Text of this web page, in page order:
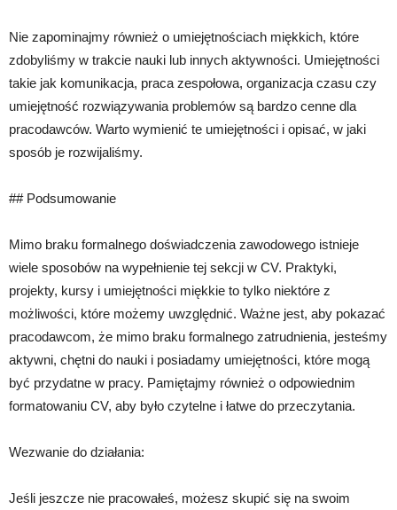
Nie zapominajmy również o umiejętnościach miękkich, które
zdobyliśmy w trakcie nauki lub innych aktywności. Umiejętności
takie jak komunikacja, praca zespołowa, organizacja czasu czy
umiejętność rozwiązywania problemów są bardzo cenne dla
pracodawców. Warto wymienić te umiejętności i opisać, w jaki
sposób je rozwijaliśmy.
## Podsumowanie
Mimo braku formalnego doświadczenia zawodowego istnieje
wiele sposobów na wypełnienie tej sekcji w CV. Praktyki,
projekty, kursy i umiejętności miękkie to tylko niektóre z
możliwości, które możemy uwzględnić. Ważne jest, aby pokazać
pracodawcom, że mimo braku formalnego zatrudnienia, jesteśmy
aktywni, chętni do nauki i posiadamy umiejętności, które mogą
być przydatne w pracy. Pamiętajmy również o odpowiednim
formatowaniu CV, aby było czytelne i łatwe do przeczytania.
Wezwanie do działania:
Jeśli jeszcze nie pracowałeś, możesz skupić się na swoim